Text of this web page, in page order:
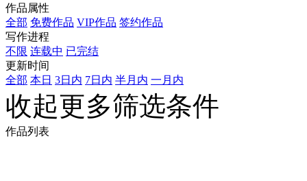
作品属性
全部 免费作品 VIP作品 签约作品
写作进程
不限 连载中 已完结
更新时间
全部 本日 3日内 7日内 半月内 一月内
收起更多筛选条件
作品列表